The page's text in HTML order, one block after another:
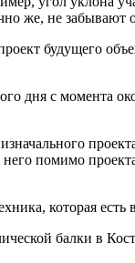
же, не забывают
будущего
дня с момента
помимо
которая
балки в